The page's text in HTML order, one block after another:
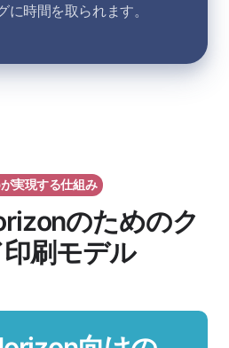
に時間を取られます。
実現する仕組み
のためのク
刷モデル